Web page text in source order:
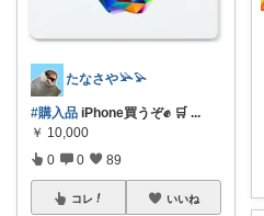
たなさや𓅪𓅫
#購入品 iPhone買うぞ✊ 🛒 ...
￥ 10,000
0 0 89
コレ いいね